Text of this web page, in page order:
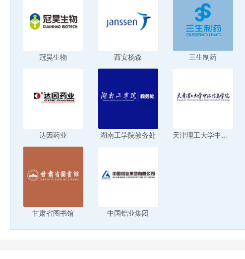
冠昊生物 西安杨森 三生制药
达因药业 湖南工学院教务处
甘肃省图书馆 中国铝业集团